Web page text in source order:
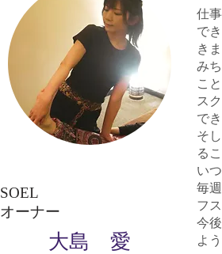
SOEL
オーナー
大島 愛
仕
で
き
み
こ
ス
で
そ
る
い
毎
フ
今
よ